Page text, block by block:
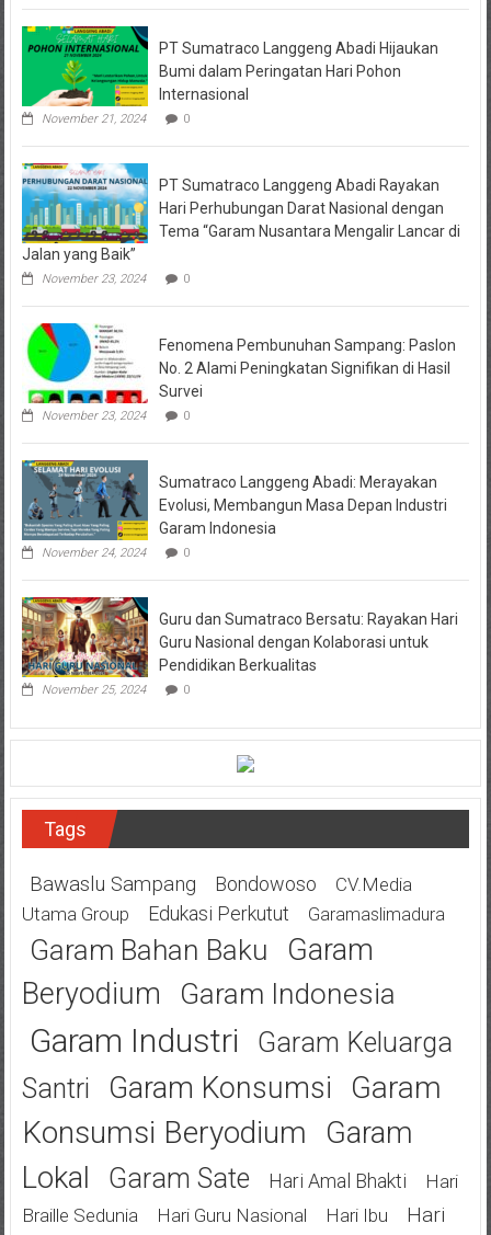
PT Sumatraco Langgeng Abadi Hijaukan
Bumi dalam Peringatan Hari Pohon
Internasional
November 21, 2024 0
PT Sumatraco Langgeng Abadi Rayakan
Hari Perhubungan Darat Nasional dengan
Tema “Garam Nusantara Mengalir Lancar di
Jalan yang Baik”
November 23, 2024 0
Fenomena Pembunuhan Sampang: Paslon
No. 2 Alami Peningkatan Signifikan di Hasil
Survei
November 23, 2024 0
Sumatraco Langgeng Abadi: Merayakan
Evolusi, Membangun Masa Depan Industri
Garam Indonesia
November 24, 2024 0
Guru dan Sumatraco Bersatu: Rayakan Hari
Guru Nasional dengan Kolaborasi untuk
Pendidikan Berkualitas
November 25, 2024 0
Tags
Bawaslu Sampang Bondowoso
CV.Media
Utama Group
Edukasi Perkutut Garamaslimadura
Garam Bahan Baku
Garam
Beryodium
Garam Indonesia
Garam Industri
Garam Keluarga
Santri
Garam Konsumsi
Garam
Konsumsi Beryodium
Garam
Lokal
Garam Sate Hari Amal Bhakti
Hari
Braille Sedunia
Hari Guru Nasional Hari Ibu
Hari